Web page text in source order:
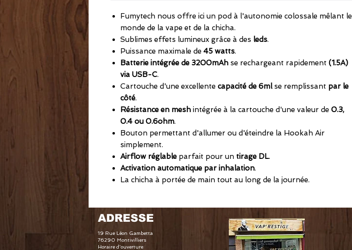
Fumytech nous offre ici un pod à l'autonomie colossale mêlant le
monde de la vape et de la chicha.
Sublimes effets lumineux grâce à des leds.
Puissance maximale de 45 watts.
Batterie intégrée de 3200mAh se rechargeant rapidement (1.5A)
via USB-C.
Cartouche d'une excellente capacité de 6mlse remplissant par le
côté.
Résistance en mesh intégrée à la cartouche d'une valeur de 0.3,
0.4 ou 0.6ohm.
Bouton permettant d'allumer ou d'éteindre la Hookah Air
simplement.
Airflow réglable parfait pour un tirage DL.
Activation automatique par inhalation.
La chicha à portée de main tout au long de la journée.
ADRESSE
19 Rue Léon Gambetta
76290 Montivilliers
Horaire d'ouverture